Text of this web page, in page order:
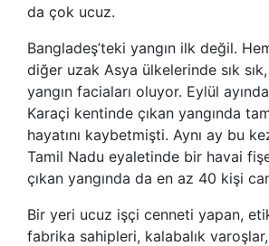
da çok ucuz.
Bangladeş’teki yangın ilk değil.
diğer uzak Asya ülkelerinde sık sık,
yangın faciaları oluyor. Eylül ayında
Karaçi kentinde çıkan yangında
hayatını kaybetmişti. Aynı ay bu
Tamil Nadu eyaletinde bir havai
çıkan yangında da en az 40 kişi
Bir yeri ucuz işçi cenneti yapan,
fabrika sahipleri, kalabalık varoşlar,